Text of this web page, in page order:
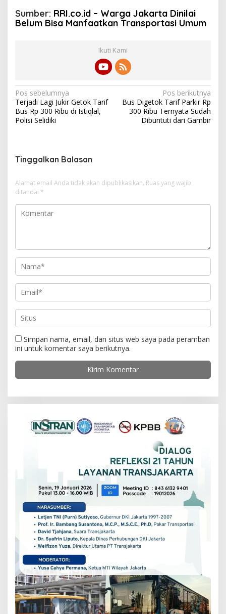
Sumber: RRI.co.id – Warga Jakarta Dinilai
Belum Bisa Manfaatkan Transportasi Umum
Ikuti Kami
N
a
v
g
a
s
i
p
Pos sebelumnya
Terjadi Lagi Jukir Getok Tarif
Bus Rp 300 Ribu di Istiqlal,
Polisi Selidiki
Pos berikutnya
Bus Digetok Tarif Parkir Rp
300 Ribu Ternyata Sudah
Dibuntuti dari Gambir
Tinggalkan Balasan
Alamat email Anda tidak akan dipublikasikan. Ruas yang wajib
ditandai *
Simpan nama, email, dan situs web saya pada peramban
ini untuk komentar saya berikutnya.